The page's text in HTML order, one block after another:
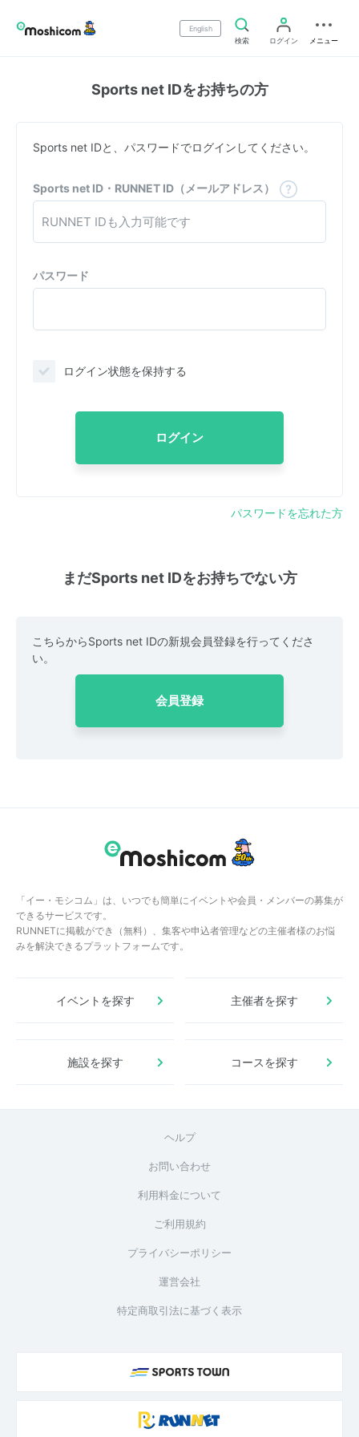
English
検索
ログイン メニュー
Sports net IDをお持ちの方
Sports net IDと、パスワードでログインしてください。
Sports net ID・RUNNET ID（メールアドレス）
パスワード
ログイン状態を保持する
ログイン
パスワードを忘れた方
まだSports net IDをお持ちでない方
こちらからSports net IDの新規会員登録を行ってくださ
い。
会員登録
「イー・モシコム」は、いつでも簡単にイベントや会員・メンバーの募集が
できるサービスです。
RUNNETに掲載ができ（無料）、集客や申込者管理などの主催者様のお悩
みを解決できるプラットフォームです。
イベントを探す 主催者を探す
施設を探す コースを探す
ヘルプ
お問い合わせ
利用料金について
ご利用規約
プライバシーポリシー
運営会社
特定商取引法に基づく表示